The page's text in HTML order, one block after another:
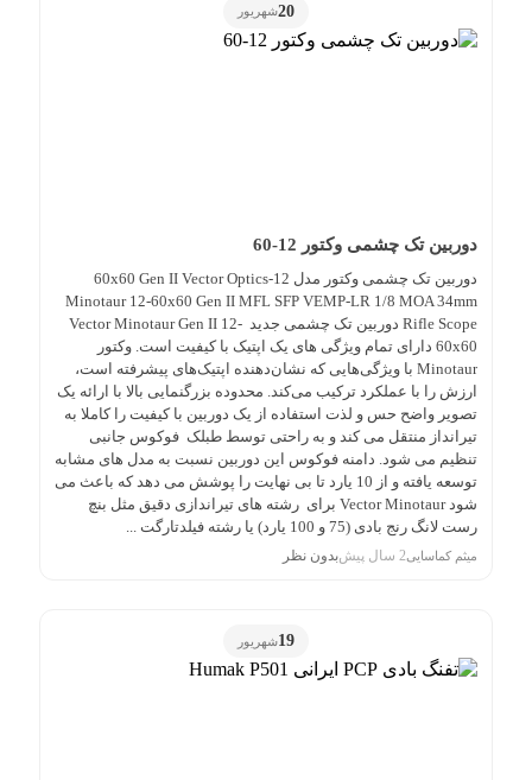
20شهریور
دوربین تک چشمی وکتور 12-60
دوربین تک چشمی وکتور مدل 12-60x60 Gen II Vector Optics
Minotaur 12-60x60 Gen II MFL SFP VEMP-LR 1/8 MOA 34mm
Rifle Scope دوربین تک چشمی جدید Vector Minotaur Gen II 12-
60x60 دارای تمام ویژگی های یک اپتیک با کیفیت است. وکتور
Minotaur با ویژگی‌هایی که نشان‌دهنده اپتیک‌های پیشرفته است،
ارزش را با عملکرد ترکیب می‌کند. محدوده بزرگنمایی بالا با ارائه یک
تصویر واضح حس و لذت استفاده از یک دوربین با کیفیت را کاملا به
تیرانداز منتقل می کند و به راحتی توسط طبلک فوکوس جانبی
تنظیم می شود. دامنه فوکوس این دوربین نسبت به مدل های مشابه
توسعه یافته و از 10 یارد تا بی نهایت را پوشش می دهد که باعث می
شود Vector Minotaur برای رشته های تیراندازی دقیق مثل بنچ
رست لانگ رنج بادی (75 و 100 یارد) یا رشته فیلدتارگت ...
میثم کماسایی2 سال پیش بدون نظر
19شهریور